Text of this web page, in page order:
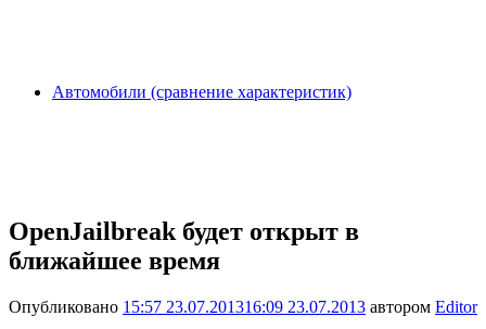
Автомобили (сравнение характеристик)
OpenJailbreak будет открыт в
ближайшее время
Опубликовано 15:57 23.07.201316:09 23.07.2013 автором Editor